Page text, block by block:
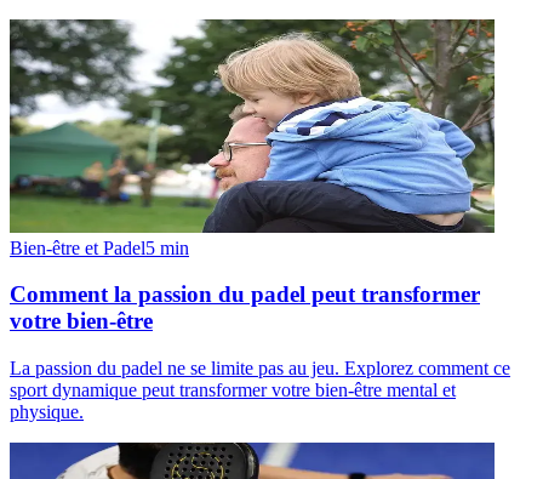
Bien-être et Padel5 min
Comment la passion du padel peut transformer
votre bien-être
La passion du padel ne se limite pas au jeu. Explorez comment ce
sport dynamique peut transformer votre bien-être mental et
physique.